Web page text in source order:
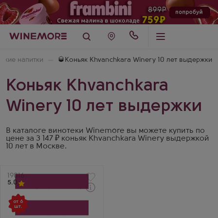
напитки 🥃Коньяк Khvanchkara Winery 10 лет выдержки
Коньяк Khvanchkara
Winery 10 лет выдержки
В каталоге винотеки Winemore вы можете купить по
цене за 3 147 ₽ коньяк Khvanchkara Winery выдержкой
10 лет в Москве.
Артикул
19016
5.0
от 6
шт.
Забрать сегодня
Коньяк
Руставели 10 Лет